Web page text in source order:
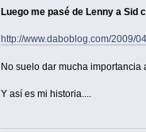
Luego me pasé de Lenny a Sid
http://www.daboblog.com/2009/
No suelo dar mucha
Y así es mi historia....